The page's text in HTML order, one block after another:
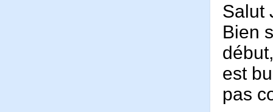
Salut
Bien
est
pas